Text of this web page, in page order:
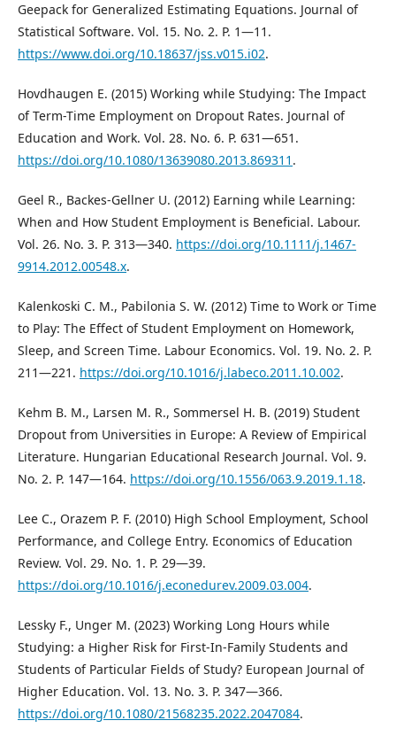
Geepack for Generalized Estimating Equations. Journal of
Statistical Software. Vol. 15. No. 2. P. 1—11.
https://www.doi.org/10.18637/jss.v015.i02.
Hovdhaugen E. (2015) Working while Studying: The Impact
of Term-Time Employment on Dropout Rates. Journal of
Education and Work. Vol. 28. No. 6. P. 631—651.
https://doi.org/10.1080/13639080.2013.869311 .
Geel R., Backes-Gellner U. (2012) Earning while Learning:
When and How Student Employment is Beneficial. Labour.
Vol. 26. No. 3. P. 313—340. https://doi.org/10.1111/j.1467-
9914.2012.00548.x.
Kalenkoski C. M., Pabilonia S. W. (2012) Time to Work or Time
to Play: The Effect of Student Employment on Homework,
Sleep, and Screen Time. Labour Economics. Vol. 19. No. 2. P.
211—221. https://doi.org/10.1016/j.labeco.2011.10.002.
Kehm B. M., Larsen M. R., Sommersel H. B. (2019) Student
Dropout from Universities in Europe: A Review of Empirical
Literature. Hungarian Educational Research Journal. Vol. 9.
No. 2. P. 147—164. https://doi.org/10.1556/063.9.2019.1.18.
Lee C., Orazem P. F. (2010) High School Employment, School
Performance, and College Entry. Economics of Education
Review. Vol. 29. No. 1. P. 29—39.
https://doi.org/10.1016/j.econedurev.2009.03.004.
Lessky F., Unger M. (2023) Working Long Hours while
Studying: a Higher Risk for First-In-Family Students and
Students of Particular Fields of Study? European Journal of
Higher Education. Vol. 13. No. 3. P. 347—366.
https://doi.org/10.1080/21568235.2022.2047084.